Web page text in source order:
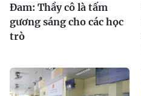
Đam: Thầy cô là tấm
gương sáng cho các học
trò